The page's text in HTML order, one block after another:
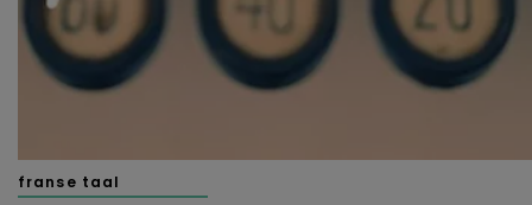
franse taal